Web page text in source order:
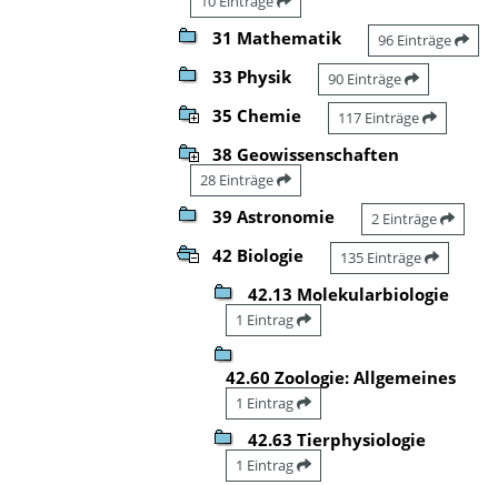
31 Mathematik 96 Einträge
33 Physik 90 Einträge
35 Chemie 117 Einträge
38 Geowissenschaften
28 Einträge
39 Astronomie 2 Einträge
42 Biologie 135 Einträge
42.13 Molekularbiologie
1 Eintrag
42.60 Zoologie: Allgemeines
1 Eintrag
42.63 Tierphysiologie
1 Eintrag